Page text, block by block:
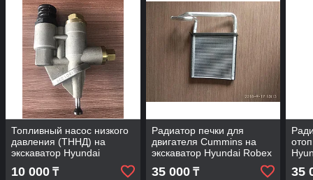
Топливный насос низкого
давления (ТННД) на
экскаватор Hyundai
R520LC-7
10 000 ₸
Радиатор печки для
двигателя Cummins на
экскаватор Hyundai Robex
R520LC-9.
35 000₸ 35